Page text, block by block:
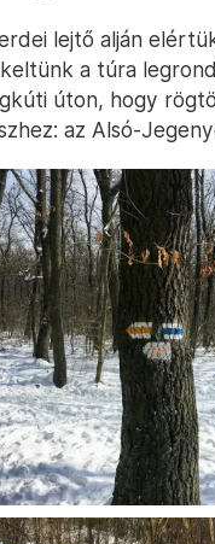
lejtő alján
a túra
úton, hogy
az Alsó-